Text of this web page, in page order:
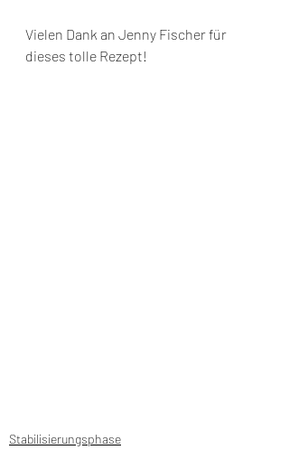
Vielen Dank an Jenny Fischer für
dieses tolle Rezept!
Stabilisierungsphase